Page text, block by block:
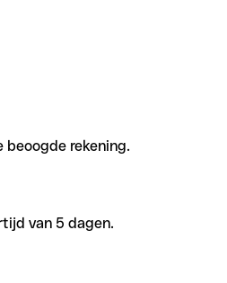
beoogde rekening.
van 5 dagen.